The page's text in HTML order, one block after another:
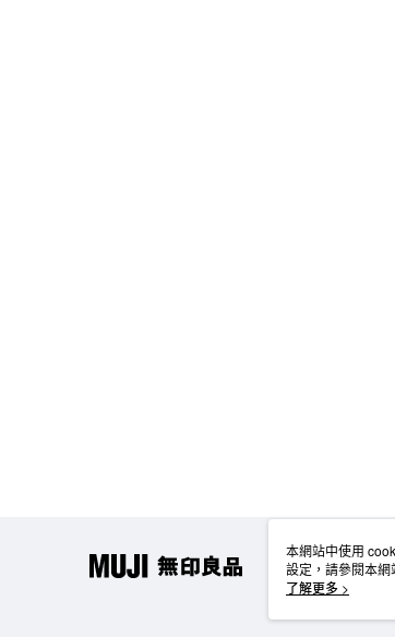
本網站中使用
設定，請參閱本網
使用 cookie。
了解更多 >